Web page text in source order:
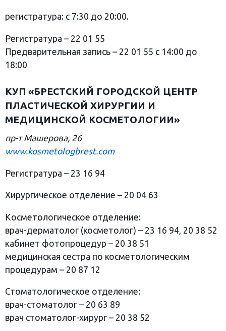
регистратура: c 7:30 до 20:00.
Регистратура – 22 01 55
Предварительная запись – 22 01 55 с 14:00 до
18:00
КУП «БРЕСТСКИЙ ГОРОДСКОЙ ЦЕНТР
ПЛАСТИЧЕСКОЙ ХИРУРГИИ И
МЕДИЦИНСКОЙ КОСМЕТОЛОГИИ»
пр-т Машерова, 26
www.kosmetologbrest.com
Регистратура – 23 16 94
Хирургическое отделение – 20 04 63
Косметологическое отделение:
врач-дерматолог (косметолог) – 23 16 94, 20 38 52
кабинет фотопроцедур – 20 38 51
медицинская сестра по косметологическим
процедурам – 20 87 12
Стоматологическое отделение:
врач-стоматолог – 20 63 89
врач стоматолог-хирург – 20 38 52